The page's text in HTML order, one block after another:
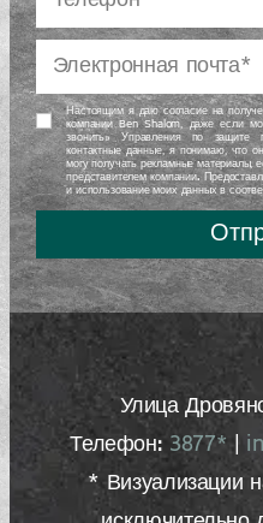
Настоящим я даю согласие на
компании Ben Shalom, даже если
звонить» Управления по защите
контактные данные, я понимаю, что
могу получать рекламные материалы,
представителем компании.
и использование моих данных в
Улица
Телефон:3877* |
* Визуализации